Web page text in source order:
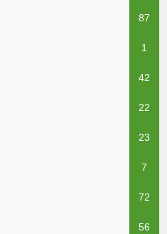
87
1
42
22
23
7
72
56